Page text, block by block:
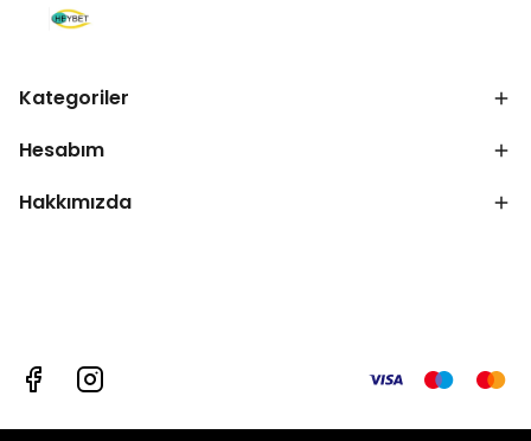
Kategoriler
Hesabım
Hakkımızda